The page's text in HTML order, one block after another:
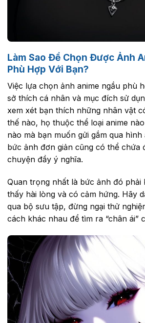
Làm Sao Để Chọn Được Ảnh
Phù Hợp Với Bạn?
Việc lựa chọn ảnh anime ngầu phù
sở thích cá nhân và mục đích sử
xem xét bạn thích những nhân vật
thế nào, họ thuộc thể loại anime
nào mà bạn muốn gửi gắm qua
bức ảnh đơn giản cũng có thể chứa
chuyện đầy ý nghĩa.
Quan trọng nhất là bức ảnh đó phải
thấy hài lòng và có cảm hứng. Hãy
qua bộ sưu tập, đừng ngại thử
cách khác nhau để tìm ra “chân ái”